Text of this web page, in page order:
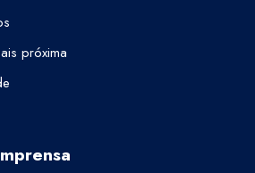
próxima